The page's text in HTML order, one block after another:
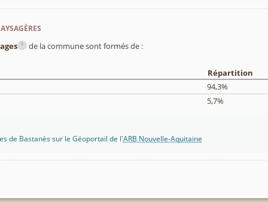
i de la commune sont formés de :
Répartition
94,3%
5,7%
de Bastanès sur le Géoportail de l'ARB Nouvelle-Aquitaine